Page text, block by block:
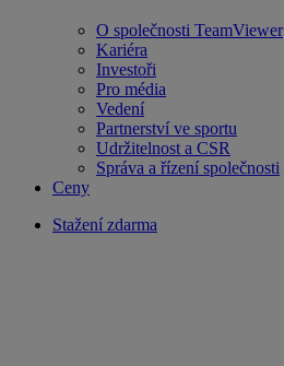
O společnosti TeamViewer
Kariéra
Investoři
Pro média
Vedení
Partnerství ve sportu
Udržitelnost a CSR
Správa a řízení společnosti
Ceny
Stažení zdarma